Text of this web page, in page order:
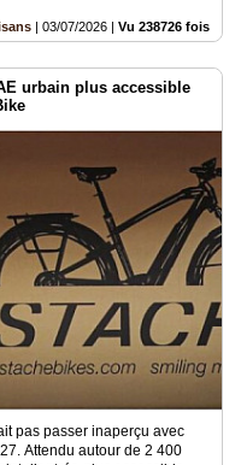
| 03/07/2026 | Vu 238726 fois
urbain plus accessible
pas passer inaperçu avec
Attendu autour de 2 400